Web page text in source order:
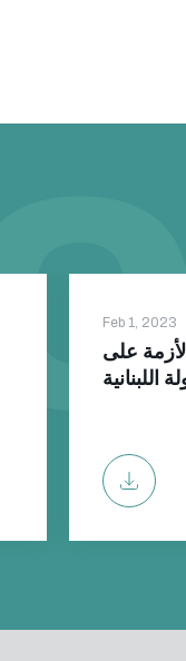
Feb 1, 2023
على